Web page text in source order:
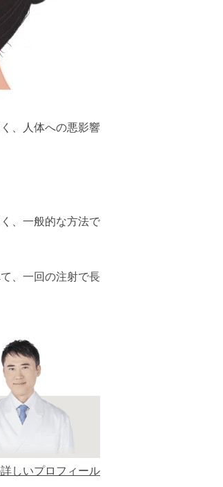
、人体への悪影響
、一般的な方法で
、一回の注射で長
しいプロフィール